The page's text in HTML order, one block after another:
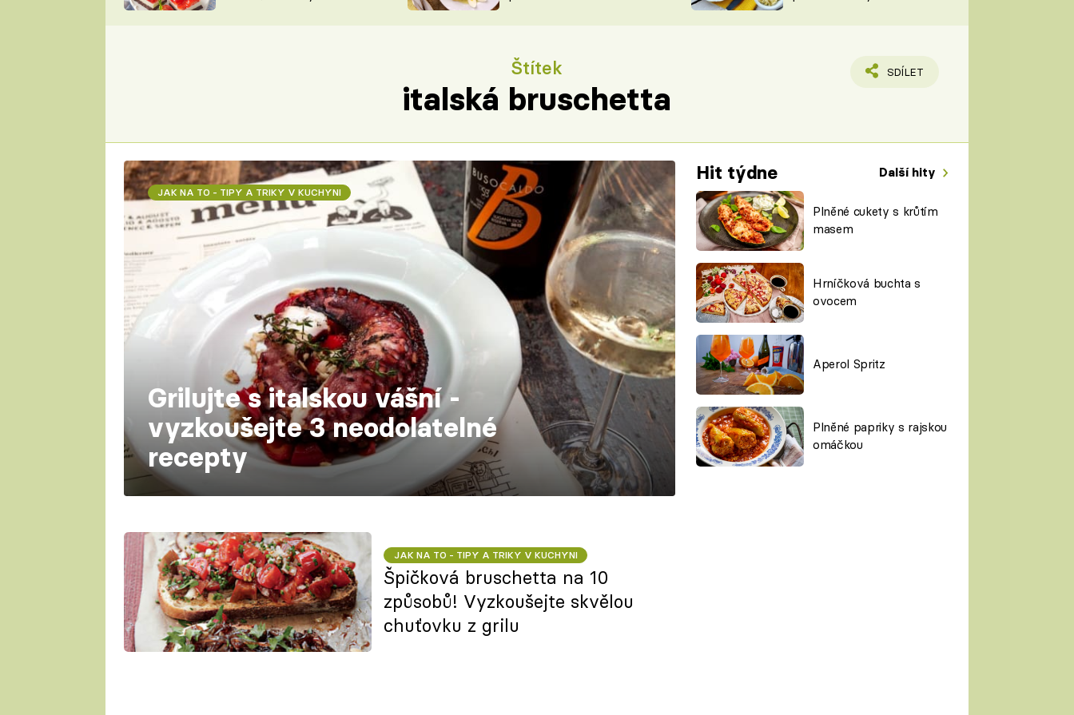
NA NÁKUPECH
ŠÉFREDAKTORKY
Štítek
italská bruschetta
SDÍLET
Hit týdne Další hity
Plněné cukety s krůtím
masem
Hrníčková buchta s
ovocem
Aperol Spritz
Plněné papriky s rajskou
omáčkou
JAK NA TO - TIPY A TRIKY V KUCHYNI
Grilujte s italskou vášní -
vyzkoušejte 3 neodolatelné
recepty
JAK NA TO - TIPY A TRIKY V KUCHYNI
Špičková bruschetta na 10
způsobů! Vyzkoušejte skvělou
chuťovku z grilu